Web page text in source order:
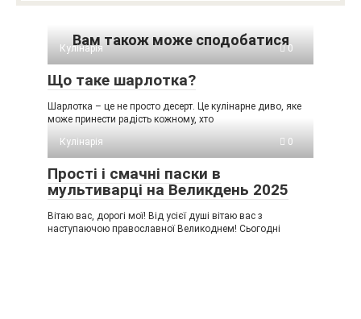
Вам також може сподобатися
Кулінарія 0
Що таке шарлотка?
Шарлотка – це не просто десерт. Це кулінарне диво, яке
може принести радість кожному, хто
Кулінарія
0
Прості і смачні паски в
мультиварці на Великдень 2025
Вітаю вас, дорогі мої! Від усієї душі вітаю вас з
наступаючою православної Великоднем! Сьогодні